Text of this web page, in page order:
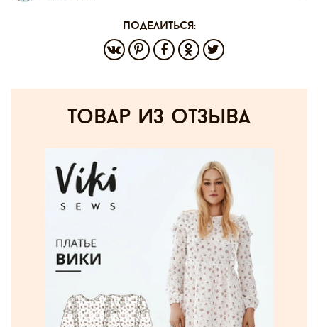
поделиться:
товар из отзыва